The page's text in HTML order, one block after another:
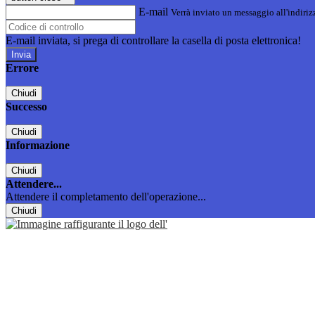
E-mail Verrà inviato un messaggio
E-mail inviata, si prega di controllare la casella di posta elettronica!
Errore
Chiudi
Successo
Chiudi
Informazione
Chiudi
Attendere...
Attendere il completamento dell'operazione...
Chiudi